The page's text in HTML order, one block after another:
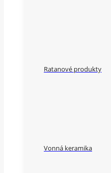
Ratanové produkty
Vonná keramika